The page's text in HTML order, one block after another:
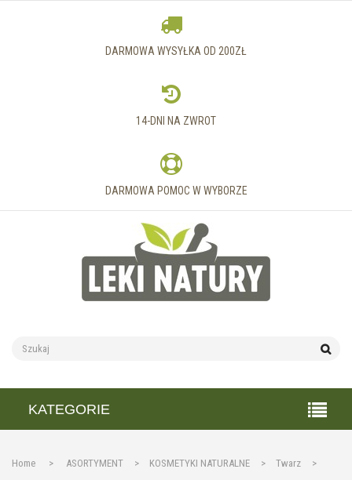
DARMOWA WYSYŁKA OD 200ZŁ
14-DNI NA ZWROT
DARMOWA POMOC W WYBORZE
KATEGORIE
Home > ASORTYMENT > KOSMETYKI NATURALNE > Twarz
>